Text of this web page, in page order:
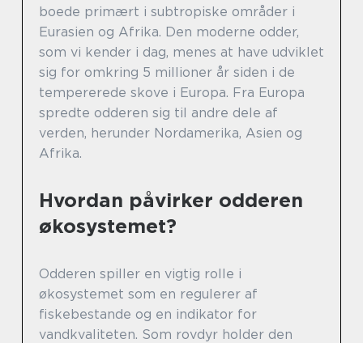
boede primært i subtropiske områder i
Eurasien og Afrika. Den moderne odder,
som vi kender i dag, menes at have udviklet
sig for omkring 5 millioner år siden i de
tempererede skove i Europa. Fra Europa
spredte odderen sig til andre dele af
verden, herunder Nordamerika, Asien og
Afrika.
Hvordan påvirker odderen
økosystemet?
Odderen spiller en vigtig rolle i
økosystemet som en regulerer af
fiskebestande og en indikator for
vandkvaliteten. Som rovdyr holder den